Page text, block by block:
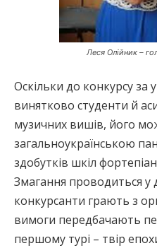
Леся Олійник –
Оскільки до конкурсу
винятково студенти й
музичних вишів, його
загальноукраїнською
здобутків шкіл
Змагання проводиться у
конкурсанти грають з
вимоги передбачають
першому турі – твір